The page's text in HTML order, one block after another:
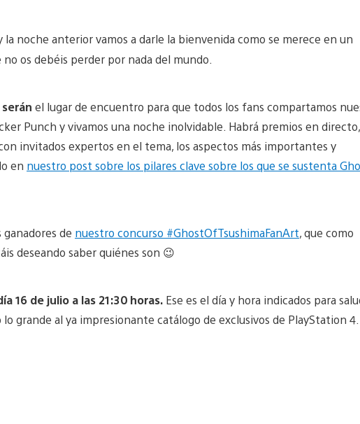
la noche anterior vamos a darle la bienvenida como se merece en un
os debéis perder por nada del mundo.
serán el lugar de encuentro para que todos los fans compartamos
Punch y vivamos una noche inolvidable. Habrá premios en
invitados expertos en el tema, los aspectos más importantes y
en nuestro post sobre los pilares clave sobre los que se sustenta
de nuestro concurso #GhostOfTsushimaFanArt, que como
deseando saber quiénes son 😉
16 de julio a las 21:30 horas. Ese es el día y hora indicados para
grande al ya impresionante catálogo de exclusivos de PlayStation 4.